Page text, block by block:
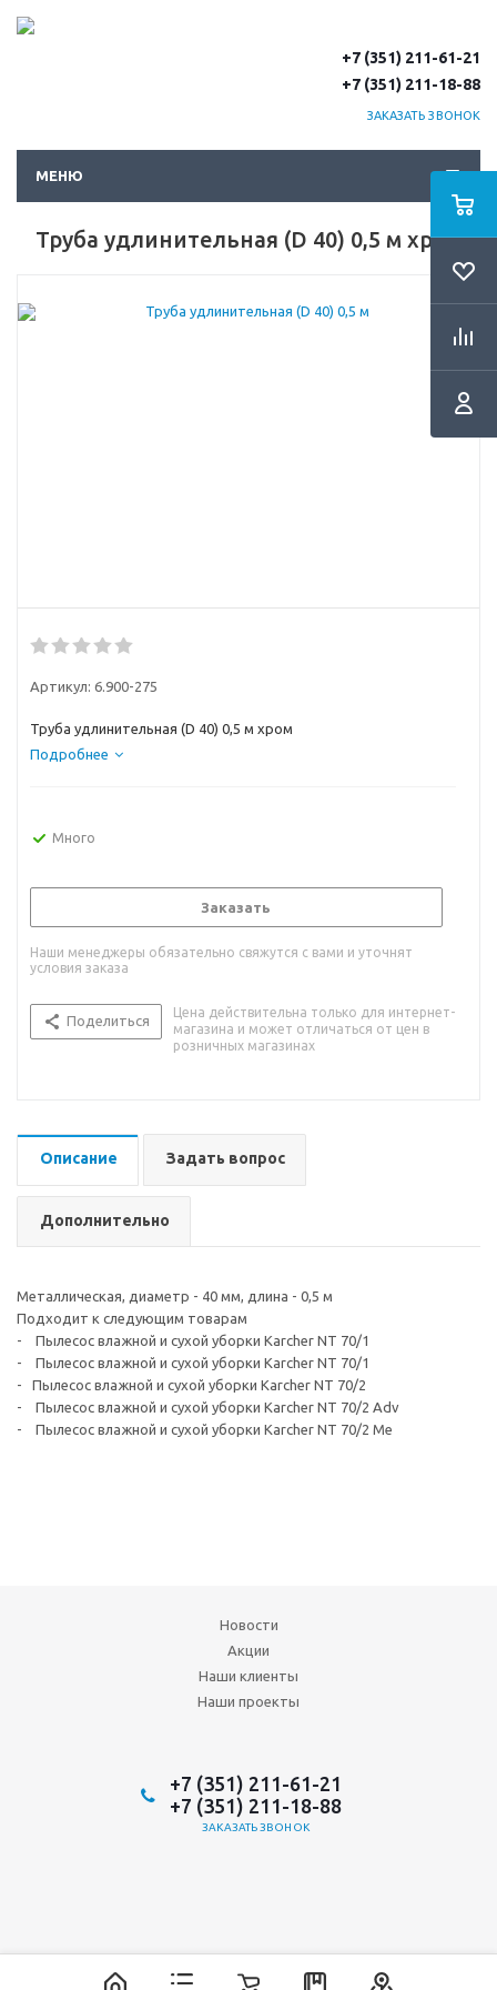
+7 (351) 211-61-21
+7 (351) 211-18-88
ЗАКАЗАТЬ ЗВОНОК
МЕНЮ
Труба удлинительная (D 40) 0,5 м хром
Артикул: 6.900-275
Труба удлинительная (D 40) 0,5 м хром
Подробнее
Много
Заказать
Наши менеджеры обязательно свяжутся с вами и уточнят
условия заказа
Поделиться
Цена действительна только для интернет-
магазина и может отличаться от цен в
розничных магазинах
Описание Задать вопрос
Дополнительно
Металлическая, диаметр - 40 мм, длина - 0,5 м
Подходит к следующим товарам
- Пылесос влажной и сухой уборки Karcher NT 70/1
- Пылесос влажной и сухой уборки Karcher NT 70/1
- Пылесос влажной и сухой уборки Karcher NT 70/2
- Пылесос влажной и сухой уборки Karcher NT 70/2 Adv
- Пылесос влажной и сухой уборки Karcher NT 70/2 Me
Новости
Акции
Наши клиенты
Наши проекты
+7 (351) 211-61-21
+7 (351) 211-18-88
ЗАКАЗАТЬ ЗВОНОК
2026 © ООО "Аврора-ИнтерТрейд" ИТ-аутсорсинг, разработка и